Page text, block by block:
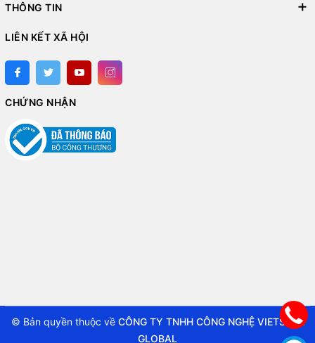
THÔNG TIN
LIÊN KẾT XÃ HỘI
CHỨNG NHẬN
© Bản quyền thuộc về CÔNG TY TNHH CÔNG NGHỆ VIETSTAR
GLOBAL